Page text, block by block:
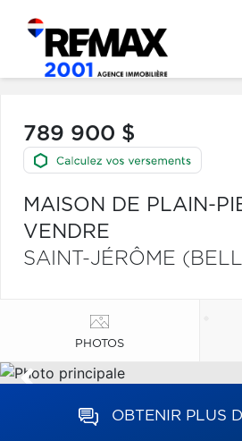
789 900 $
MAISON DE PLAIN-
VENDRE
SAINT-JÉRÔME
PHOTOS
OBTENIR PLUS